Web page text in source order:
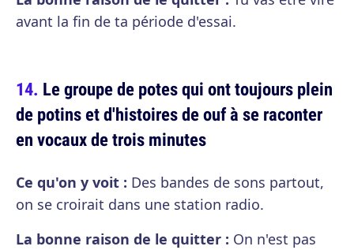
avant la fin de ta période d'essai.
Le groupe de potes qui ont toujours plein
de potins et d'histoires de ouf à se raconter
en vocaux de trois minutes
Ce qu'on y voit : Des bandes de sons partout,
on se croirait dans une station radio.
La bonne raison de le quitter : On n'est pas